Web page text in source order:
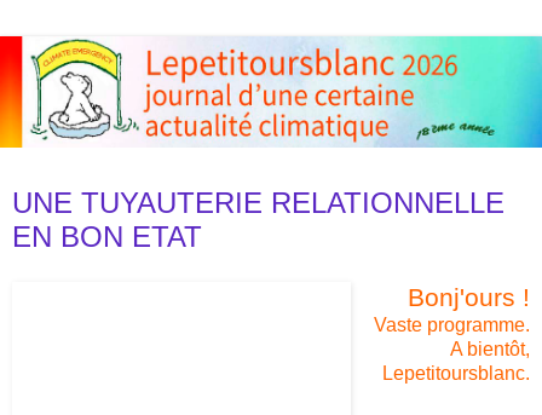
UNE TUYAUTERIE RELATIONNELLE
EN BON ETAT
Bonj'ours !
Vaste programme.
A bientôt,
Lepetitoursblanc.